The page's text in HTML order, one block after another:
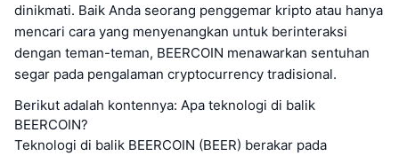
dinikmati. Baik Anda seorang penggemar kripto atau hanya
mencari cara yang menyenangkan untuk berinteraksi
dengan teman-teman, BEERCOIN menawarkan sentuhan
segar pada pengalaman cryptocurrency tradisional.
Berikut adalah kontennya: Apa teknologi di balik
BEERCOIN?
Teknologi di balik BEERCOIN (BEER) berakar pada